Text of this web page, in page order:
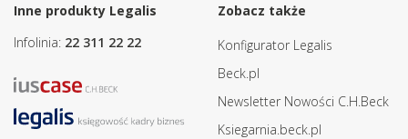
Inne produkty Legalis
Infolinia: 22 311 22 22
Zobacz także
Konfigurator Legalis
Beck.pl
Newsletter Nowości C.H.Beck
Ksiegarnia.beck.pl